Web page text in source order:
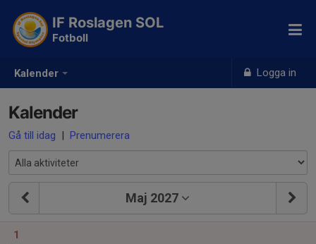
Kalender Logga in
IF Roslagen SOL
Fotboll
Kalender
Gå till idag | Prenumerera
Maj 2027
1